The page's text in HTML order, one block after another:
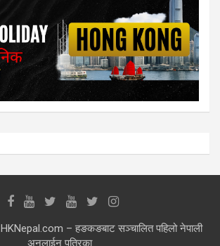
HKNepal.com – हङकङबाट सञ्चालित पहिलो नेपाली
अनलाईन पत्रिका